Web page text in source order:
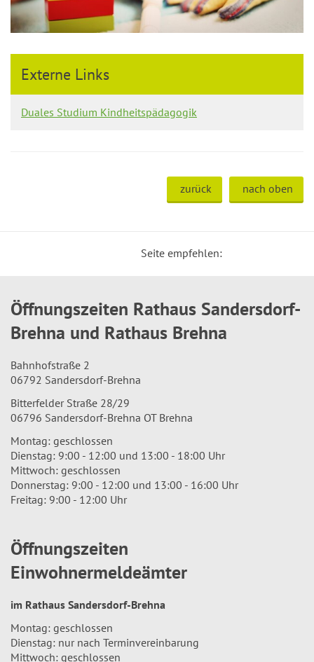
Externe Links
Duales Studium Kindheitspädagogik
zurück nach oben
Seite empfehlen:
Öffnungszeiten Rathaus Sandersdorf-
Brehna und Rathaus Brehna
Bahnhofstraße 2
06792 Sandersdorf-Brehna
Bitterfelder Straße 28/29
06796 Sandersdorf-Brehna OT Brehna
Montag: geschlossen
Dienstag: 9:00 - 12:00 und 13:00 - 18:00 Uhr
Mittwoch: geschlossen
Donnerstag: 9:00 - 12:00 und 13:00 - 16:00 Uhr
Freitag: 9:00 - 12:00 Uhr
Öffnungszeiten
Einwohnermeldeämter
im Rathaus Sandersdorf-Brehna
Montag: geschlossen
Dienstag: nur nach Terminvereinbarung
Mittwoch: geschlossen